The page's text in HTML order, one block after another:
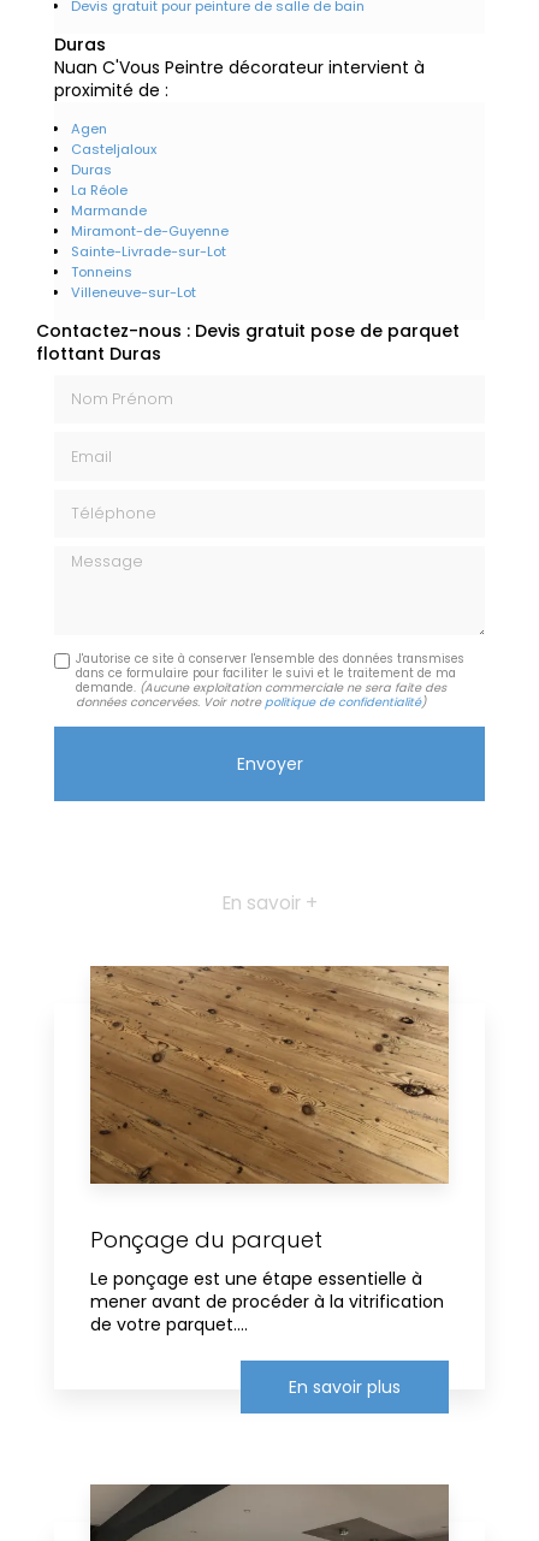
Devis gratuit pour peinture de salle de bain
Duras
Nuan C'Vous Peintre décorateur intervient à
proximité de :
Agen
Casteljaloux
Duras
La Réole
Marmande
Miramont-de-Guyenne
Sainte-Livrade-sur-Lot
Tonneins
Villeneuve-sur-Lot
Contactez-nous : Devis gratuit pose de parquet
flottant Duras
Message
J'autorise ce site à conserver l'ensemble des données transmises
dans ce formulaire pour faciliter le suivi et le traitement de ma
demande. (Aucune exploitation commerciale ne sera faite des
données concervées. Voir notre politique de confidentialité)
En savoir +
Ponçage du parquet
Le ponçage est une étape essentielle à
mener avant de procéder à la vitrification
de votre parquet....
En savoir plus